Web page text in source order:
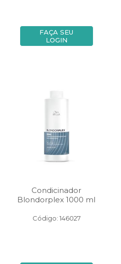
FAÇA SEU
LOGIN
Condicinador
Blondorplex 1000 ml
Código: 146027